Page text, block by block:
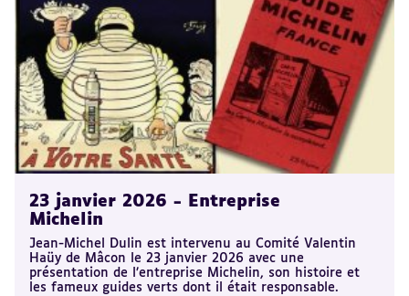
23 janvier 2026 - Entreprise
Michelin
Jean-Michel Dulin est intervenu au Comité Valentin
Haüy de Mâcon le 23 janvier 2026 avec une
présentation de l’entreprise Michelin, son histoire et
les fameux guides verts dont il était responsable.